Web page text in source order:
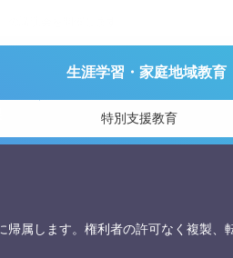
生涯学習・家庭地域教育
特別支援教育
の講演会を開催します
属します。権利者の許可なく複製、